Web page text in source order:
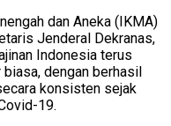
dan Aneka (IKMA)
Jenderal Dekranas,
Indonesia terus
biasa, dengan berhasil
konsisten sejak
19.